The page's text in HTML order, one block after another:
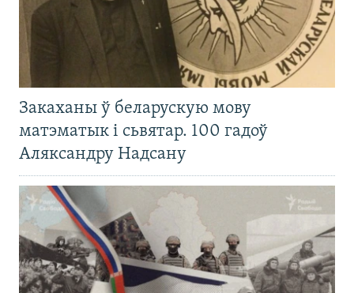
Закаханы ў беларускую мову
матэматык і сьвятар. 100 гадоў
Аляксандру Надсану